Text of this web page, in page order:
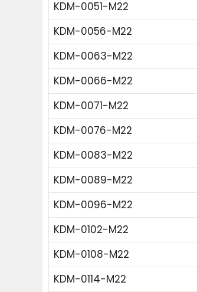
KDM-0051-M22
KDM-0056-M22
KDM-0063-M22
KDM-0066-M22
KDM-0071-M22
KDM-0076-M22
KDM-0083-M22
KDM-0089-M22
KDM-0096-M22
KDM-0102-M22
KDM-0108-M22
KDM-0114-M22